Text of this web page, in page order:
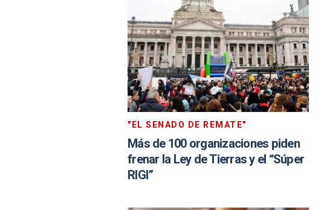
"EL SENADO DE REMATE"
Más de 100 organizaciones piden
frenar la Ley de Tierras y el “Súper
RIGI”